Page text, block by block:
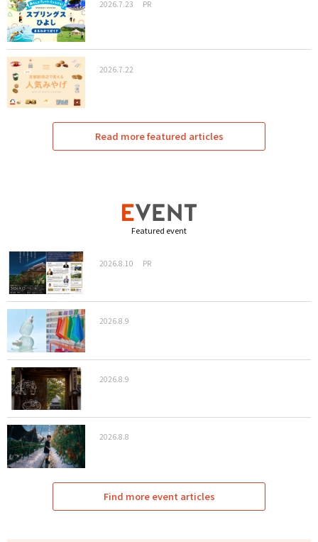
2026.7.23 PR
2026.7.22
Read more featured articles
Featured event
2026.8.10 PR
2026.8.9
2026.8.9
2026.8.8
Find more event articles